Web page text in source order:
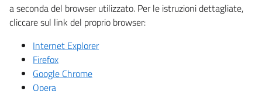
a seconda del browser utilizzato. Per le istruzioni dettagliate,
cliccare sul link del proprio browser:
Internet Explorer
Firefox
Google Chrome
Opera